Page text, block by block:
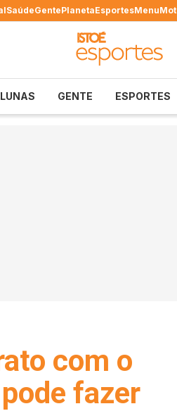
SaúdeGentePlanetaEsportesMenu
GENTE ESPORTES
com o
fazer